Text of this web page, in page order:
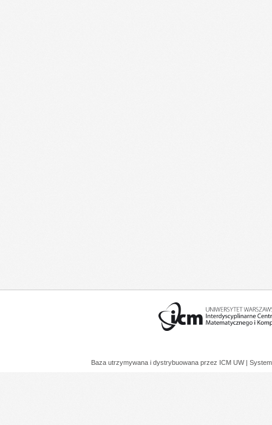
Baza utrzymywana i dystrybuowana przez ICM UW |